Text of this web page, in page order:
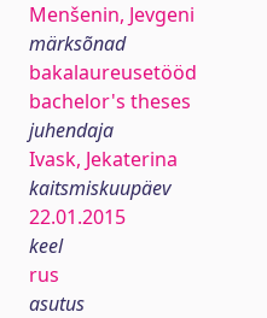
Menšenin, Jevgeni
märksõnad
bakalaureusetööd
bachelor's theses
juhendaja
Ivask, Jekaterina
kaitsmiskuupäev
22.01.2015
keel
rus
asutus